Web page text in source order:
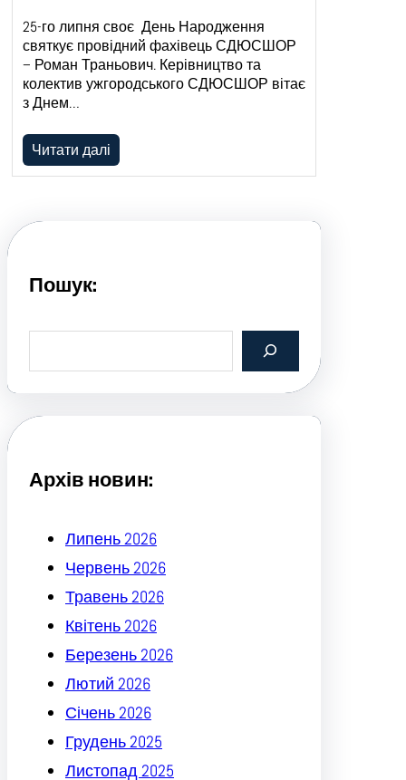
25-го липня своє День Народження
святкує провідний фахівець СДЮСШОР
– Роман Траньович. Керівництво та
колектив ужгородського СДЮСШОР вітає
з Днем…
Читати далі
Пошук:
a
c
Архів новин:
Липень 2026
Червень 2026
Травень 2026
Квітень 2026
Березень 2026
Лютий 2026
Січень 2026
Грудень 2025
Листопад 2025